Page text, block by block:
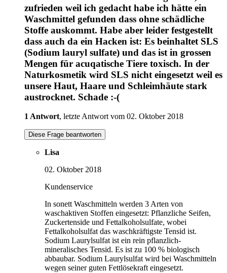
zufrieden weil ich gedacht habe ich hätte ein
Waschmittel gefunden dass ohne schädliche
Stoffe auskommt. Habe aber leider festgestellt
dass auch da ein Hacken ist: Es beinhaltet SLS
(Sodium lauryl sulfate) und das ist in grossen
Mengen für acuqatische Tiere toxisch. In der
Naturkosmetik wird SLS nicht eingesetzt weil es
unsere Haut, Haare und Schleimhäute stark
austrocknet. Schade :-(
1 Antwort, letzte Antwort vom 02. Oktober 2018
Diese Frage beantworten
Lisa
02. Oktober 2018
Kundenservice
In sonett Waschmitteln werden 3 Arten von
waschaktiven Stoffen eingesetzt: Pflanzliche Seifen,
Zuckertenside und Fettalkoholsulfate, wobei
Fettalkoholsulfat das waschkräftigste Tensid ist.
Sodium Laurylsulfat ist ein rein pflanzlich-
mineralisches Tensid. Es ist zu 100 % biologisch
abbaubar. Sodium Laurylsulfat wird bei Waschmitteln
wegen seiner guten Fettlösekraft eingesetzt.